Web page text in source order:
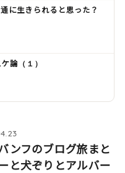
に生きられると思った？
論（１）
ンフのブログ旅まと
と犬ぞりとアルバー